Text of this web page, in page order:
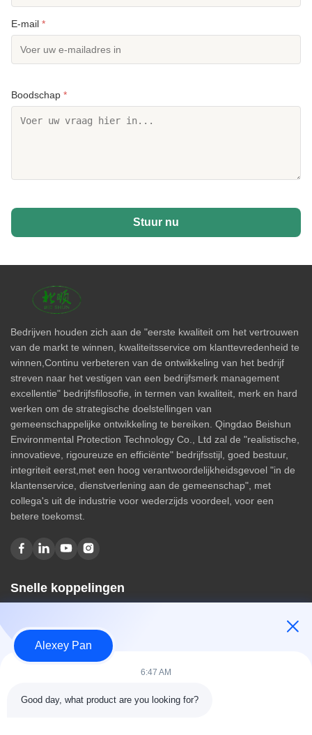
E-mail *
Boodschap *
Stuur nu
Bedrijven houden zich aan de "eerste kwaliteit om het vertrouwen
van de markt te winnen, kwaliteitsservice om klanttevredenheid te
winnen,Continu verbeteren van de ontwikkeling van het bedrijf
streven naar het vestigen van een bedrijfsmerk management
excellentie" bedrijfsfilosofie, in termen van kwaliteit, merk en hard
werken om de strategische doelstellingen van
gemeenschappelijke ontwikkeling te bereiken. Qingdao Beishun
Environmental Protection Technology Co., Ltd zal de "realistische,
innovatieve, rigoureuze en efficiënte" bedrijfsstijl, goed bestuur,
integriteit eerst,met een hoog verantwoordelijkheidsgevoel "in de
klantenservice, dienstverlening aan de gemeenschap", met
collega's uit de industrie voor wederzijds voordeel, voor een
betere toekomst.
Snelle koppelingen
Over ons
producten
Categorieën
Alexey Pan
6:47 AM
Good day, what product are you looking for?